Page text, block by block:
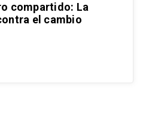
compartido: La
el cambio